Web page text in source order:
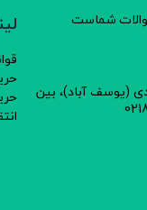
شماست
(یوسف آباد)، بین